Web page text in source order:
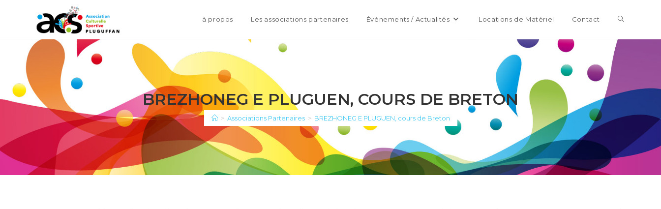
à propos Les associations partenaires Évènements / Actualités Locations de Matériel Contact
BREZHONEG E PLUGUEN, COURS DE BRETON
> Associations Partenaires > BREZHONEG E PLUGUEN, cours de Breton